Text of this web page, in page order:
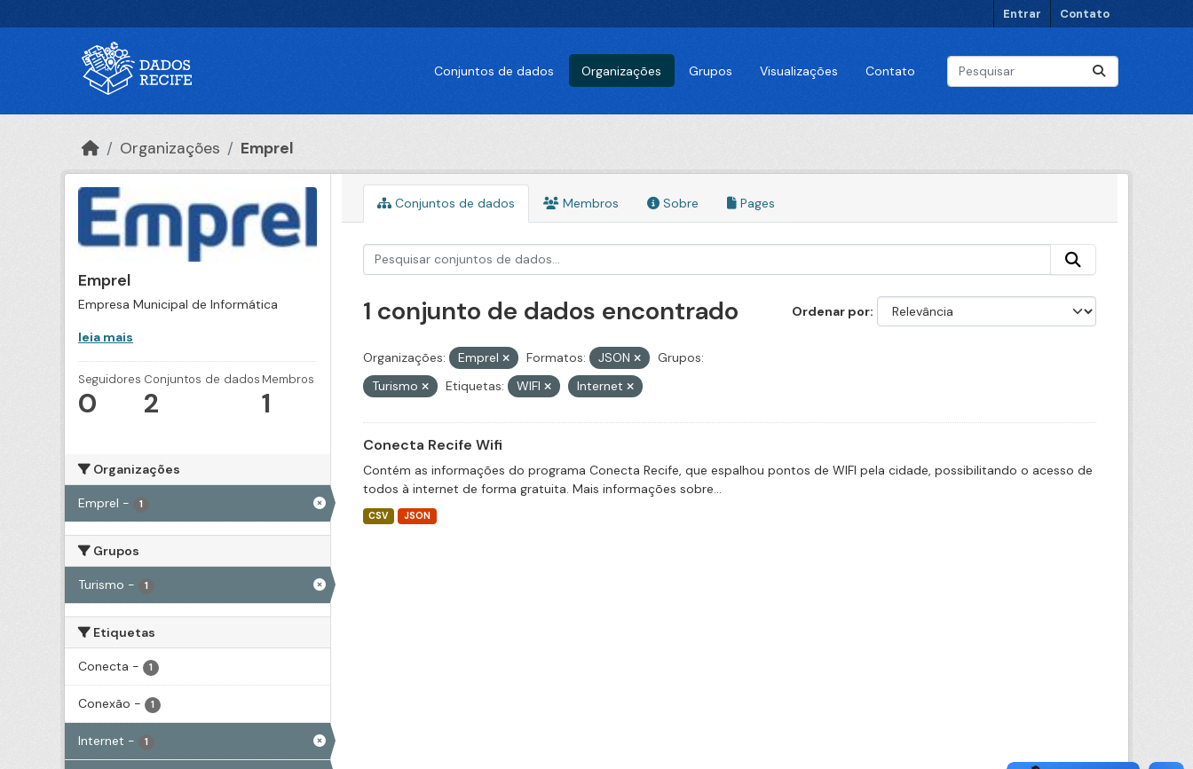
Entrar Contato
Conjuntos de dados Organizações Grupos Visualizações Contato
Organizações Emprel
Emprel
Empresa Municipal de Informática
leia mais
Seguidores
0
Conjuntos de dados
2
Membros
1
Organizações
Emprel - 1
Grupos
Turismo - 1
Etiquetas
Conecta - 1
Conexão - 1
Internet - 1
Conjuntos de dados Membros Sobre Pages
Ordenar por
1 conjunto de dados encontrado
Organizações: Emprel Formatos: JSON
Grupos:
Turismo
Etiquetas: WIFI Internet
Conecta Recife Wifi
Contém as informações do programa Conecta Recife, que espalhou pontos de WIFI pela cidade, possibilitando o acesso de
todos à internet de forma gratuita. Mais informações sobre...
CSV JSON